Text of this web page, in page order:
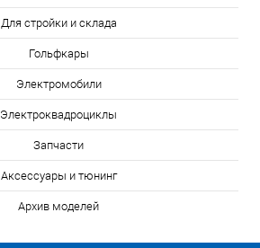
Для стройки и склада
Гольфкары
Электромобили
Электроквадроциклы
Запчасти
Аксессуары и тюнинг
Архив моделей